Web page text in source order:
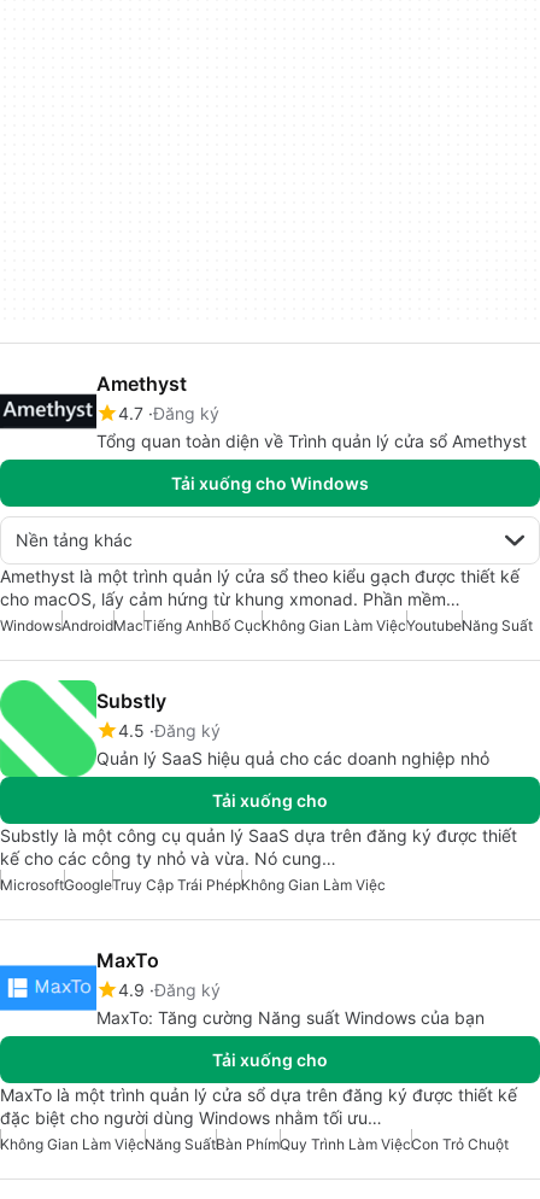
Amethyst
4.7 Đăng ký
Tổng quan toàn diện về Trình quản lý cửa sổ Amethyst
Tải xuống cho Windows
Nền tảng khác
Amethyst là một trình quản lý cửa sổ theo kiểu gạch được thiết kế
cho macOS, lấy cảm hứng từ khung xmonad. Phần mềm…
WindowsAndroidMacTiếng AnhBố CụcKhông Gian Làm ViệcYoutubeNăng Suất
Substly
4.5 Đăng ký
Quản lý SaaS hiệu quả cho các doanh nghiệp nhỏ
Tải xuống cho
Substly là một công cụ quản lý SaaS dựa trên đăng ký được thiết
kế cho các công ty nhỏ và vừa. Nó cung…
MicrosoftGoogleTruy Cập Trái PhépKhông Gian Làm Việc
MaxTo
4.9 Đăng ký
MaxTo: Tăng cường Năng suất Windows của bạn
Tải xuống cho
MaxTo là một trình quản lý cửa sổ dựa trên đăng ký được thiết kế
đặc biệt cho người dùng Windows nhằm tối ưu…
Không Gian Làm ViệcNăng SuấtBàn PhímQuy Trình Làm ViệcCon Trỏ Chuột